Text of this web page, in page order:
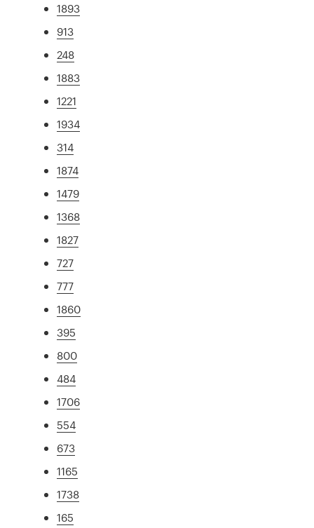
1893
913
248
1883
1221
1934
314
1874
1479
1368
1827
727
777
1860
395
800
484
1706
554
673
1165
1738
165